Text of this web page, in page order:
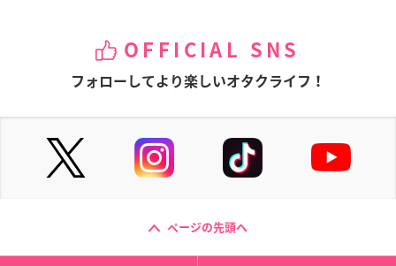
OFFICIAL SNS
フォローしてより楽しいオタクライフ！
ページの先頭へ